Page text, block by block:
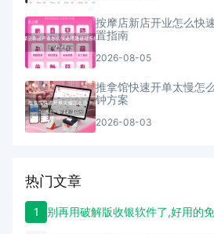
按摩店新店开业怎么快
置指南
2026-08-05
推拿馆快速开单太慢怎
钟方案
2026-08-03
热门文章
1 别再用破解版收银软件了,好用的